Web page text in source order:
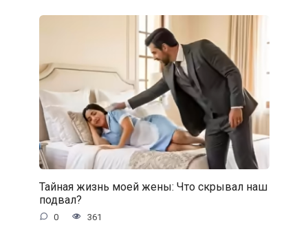
Тайная жизнь моей жены: Что скрывал наш
подвал?
0 361